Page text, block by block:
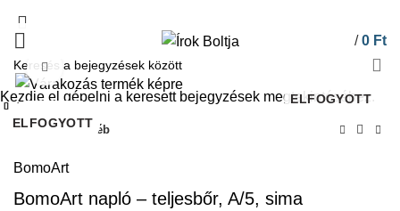
/ 0 Ft
ELFOGYOTT
Click to enlarge
Kezdőlap Egyéb
BomoArt
BomoArt napló – teljesbőr, A/5, sima
Bezárás
ELFOGYOTT
Bezárás
ELFOGYOTT
Bezárás
Bezárás
Bezárás
ELFOGYOTT
Bezárás
Bezárás
ELFOGYOTT
Bezárás
Kezdje el gépelni a keresett bejegyzések megtekintéséhez.